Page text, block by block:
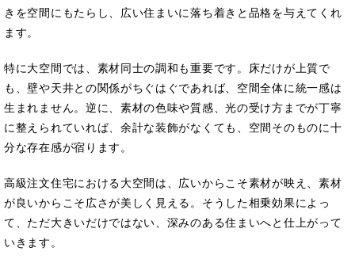
きを空間にもたらし、広い住まいに落ち着きと品格を与えてくれ
ます。
特に大空間では、素材同士の調和も重要です。床だけが上質で
も、壁や天井との関係がちぐはぐであれば、空間全体に統一感は
生まれません。逆に、素材の色味や質感、光の受け方までが丁寧
に整えられていれば、余計な装飾がなくても、空間そのものに十
分な存在感が宿ります。
高級注文住宅における大空間は、広いからこそ素材が映え、素材
が良いからこそ広さが美しく見える。そうした相乗効果によっ
て、ただ大きいだけではない、深みのある住まいへと仕上がって
いきます。